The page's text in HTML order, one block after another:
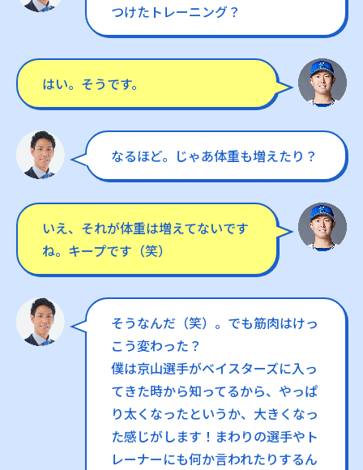
つけたトレーニング？
はい。そうです。
なるほど。じゃあ体重も増えたり？
いえ、それが体重は増えてないです
ね。キープです（笑）
そうなんだ（笑）。でも筋肉はけっ
こう変わった？
僕は京山選手がベイスターズに入っ
てきた時から知ってるから、やっぱ
り太くなったというか、大きくなっ
た感じがします！まわりの選手やト
レーナーにも何か言われたりするん